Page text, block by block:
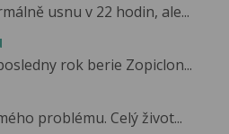
usnu v 22 hodin, ale...
rok berie Zopiclon...
problému. Celý život...